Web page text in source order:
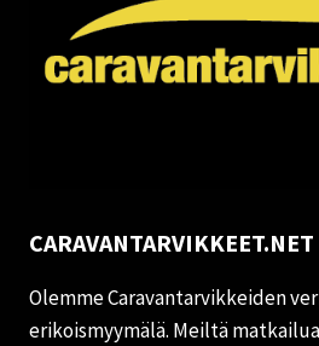
CARAVANTARVIKKEET.NET
Olemme Caravantarvikkeiden
erikoismyymälä. Meiltä